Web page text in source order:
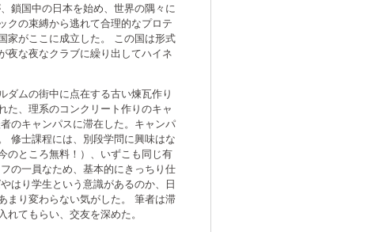
鎖国中の日本を始め、世界の隅々に
クの束縛から逃れて合理的なプロテ
家がここに成立した。 この国は形式
夜な夜なクラブに繰り出してハイネ
ムの街中に点在する古い煉瓦作り
た、理系のコンクリート作りのキャ
のキャンパスに滞在した。キャンパ
修士課程には、別段学問に興味はな
のところ無料！）、いずこも同じ有
の一員なため、基本的にきっちり仕
はり学生という意識があるのか、日
まり変わらない気がした。 筆者は滞
てもらい、交友を深めた。